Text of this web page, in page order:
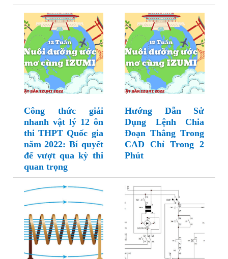
Công thức giải
nhanh vật lý 12 ôn
thi THPT Quốc gia
năm 2022: Bí quyết
để vượt qua kỳ thi
quan trọng
Hướng Dẫn Sử
Dụng Lệnh Chia
Đoạn Thẳng Trong
CAD Chỉ Trong 2
Phút